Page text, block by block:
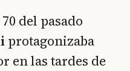
del pasado
protagonizaba
en las tardes de